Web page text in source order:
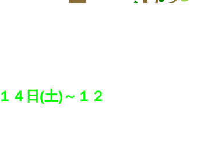
４日(土)～１２